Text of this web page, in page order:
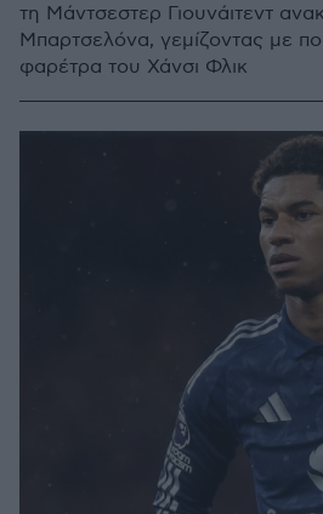
τη Μάντσεστερ Γιουνάιτεντ
Μπαρτσελόνα, γεμίζοντας με
φαρέτρα του Χάνσι Φλικ